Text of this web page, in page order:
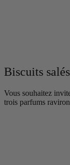
Biscuits
Vous souhaitez
trois parfums